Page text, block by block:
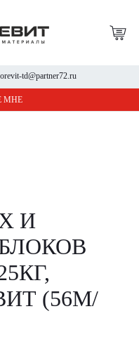
td@partner72.ru
МНЕ
И
(56М/